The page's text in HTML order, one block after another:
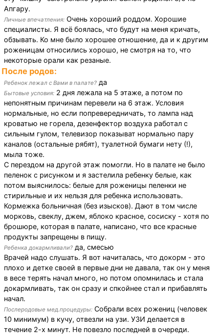
Апгару.
Личные впечатления: Очень хороший роддом. Хорошие
специалисты. Я всё боялась, что будут на меня кричать,
обзывать. Ко мне было хорошее отношение, да и к другим
роженицам относились хорошо, не смотря на то, что
некоторые орали как резаные.
После родов:
Ребенок лежал с Вами в палате? да
Бытовые условия: 2 дня лежала на 5 этаже, а потом по
непонятным причинам перевели на 6 этаж. Условия
нормальные, но если попревередничать, то лампа над
кроватью не горела, дезенфектор воздуха работал с
сильным гулом, телевизор показыват нормально пару
каналов (остальные рябят), туалетной бумаги нету (!),
мыла тоже.
С перездом на другой этаж помогли. Но в палате не было
пеленок с рисунком и я застелила ребенку белые, как
потом выяснилось: белые для роженицы пеленки не
стирильные и их нельзя для ребенка использовать.
Кормежка больничная (без изысков). Дают в том числе
морковь, свеклу, джем, яблоко красное, сосиску - хотя по
брошюре, которая в палате, написано, что все красные
продукты запрещены в пищу.
Ребенка докармливали? да, смесью
Врачей надо слушать. Я вот начиталась, что докорм - это
плохо и детке своей в первые дни не давала, так он у меня
в весе терять начал много, но потом опомнилась и стала
докармливать, так он сразу и спкойнее стал и прибавлять
начал.
Послеродовые мед.процедуры: Собрали всех рожениц (человек
10 минимум) в кучу, отвезли на узи. УЗИ делается в
течение 2-х минут. Не повезло последней в очереди.